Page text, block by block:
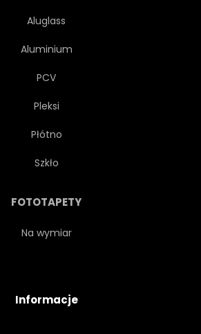
Aluglass
Aluminium
PCV
Pleksi
Płótno
Szkło
FOTOTAPETY
Na wymiar
Informacje